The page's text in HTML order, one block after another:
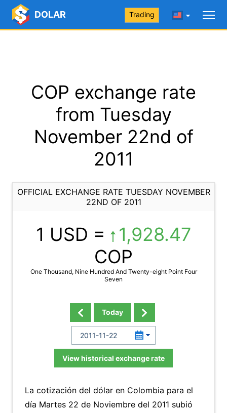
DOLAR Trading
COP exchange rate
from Tuesday
November 22nd of
2011
OFFICIAL EXCHANGE RATE TUESDAY NOVEMBER
22ND OF 2011
1 USD =
1,928.47
COP
One Thousand, Nine Hundred And Twenty-eight Point Four
Seven
Today
View historical exchange rate
La cotización del dólar en Colombia para el
día Martes 22 de Noviembre del 2011 subió